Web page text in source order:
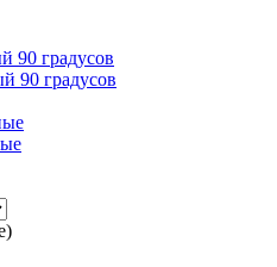
90 градусов
90 градусов